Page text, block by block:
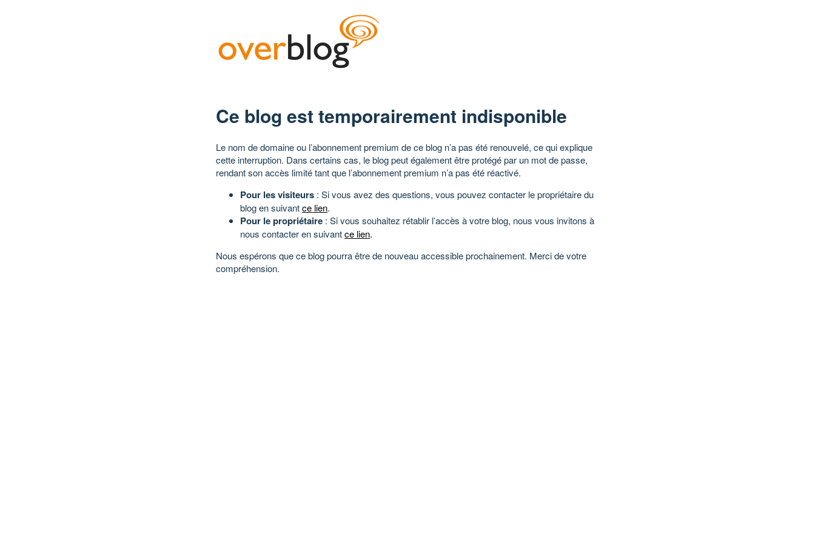
Ce blog est temporairement indisponible
Le nom de domaine ou l’abonnement premium de ce blog n’a pas été renouvelé, ce qui explique
cette interruption. Dans certains cas, le blog peut également être protégé par un mot de passe,
rendant son accès limité tant que l’abonnement premium n’a pas été réactivé.
Pour les visiteurs : Si vous avez des questions, vous pouvez contacter le propriétaire du
blog en suivantce lien.
Pour le propriétaire : Si vous souhaitez rétablir l’accès à votre blog, nous vous invitons à
nous contacter en suivantce lien.
Nous espérons que ce blog pourra être de nouveau accessible prochainement. Merci de votre
compréhension.